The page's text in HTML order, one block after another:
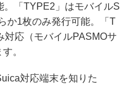
。「TYPE2」はモバイルS
か1枚のみ発行可能。「T
応（モバイルPASMOサ
。
対応端末を知りた